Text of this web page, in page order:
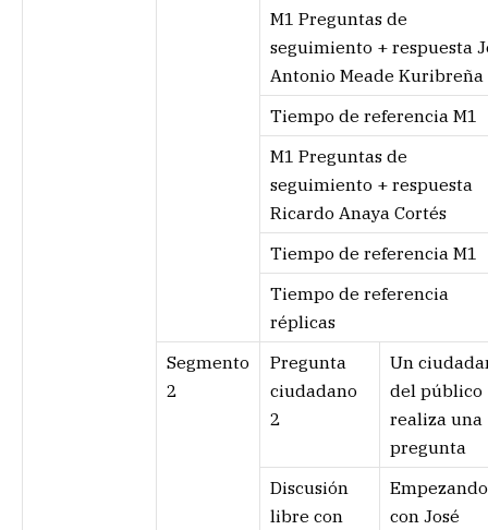
M1 Preguntas de
seguimiento + respuesta
Antonio Meade Kuribreña
Tiempo de referencia M1
M1 Preguntas de
seguimiento + respuesta
Ricardo Anaya Cortés
Tiempo de referencia M1
Tiempo de referencia
réplicas
Segmento
2
Pregunta
ciudadano
2
Un
del público
realiza una
pregunta
Discusión
libre con
Empezando
con José